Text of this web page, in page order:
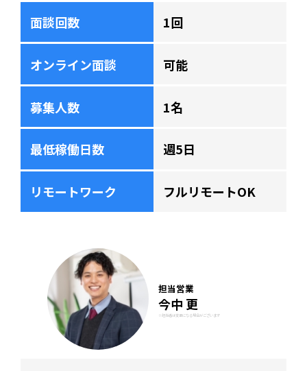
面談回数 1回
オンライン面談 可能
募集人数 1名
最低稼働日数 週5日
リモートワーク フルリモートOK
担当営業
今中 更
※担当者は変更になる場合がございます